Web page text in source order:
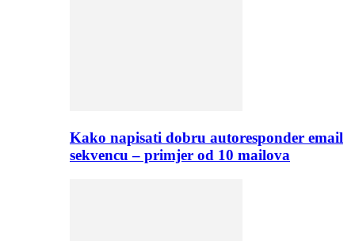
Kako napisati dobru autoresponder email
sekvencu – primjer od 10 mailova